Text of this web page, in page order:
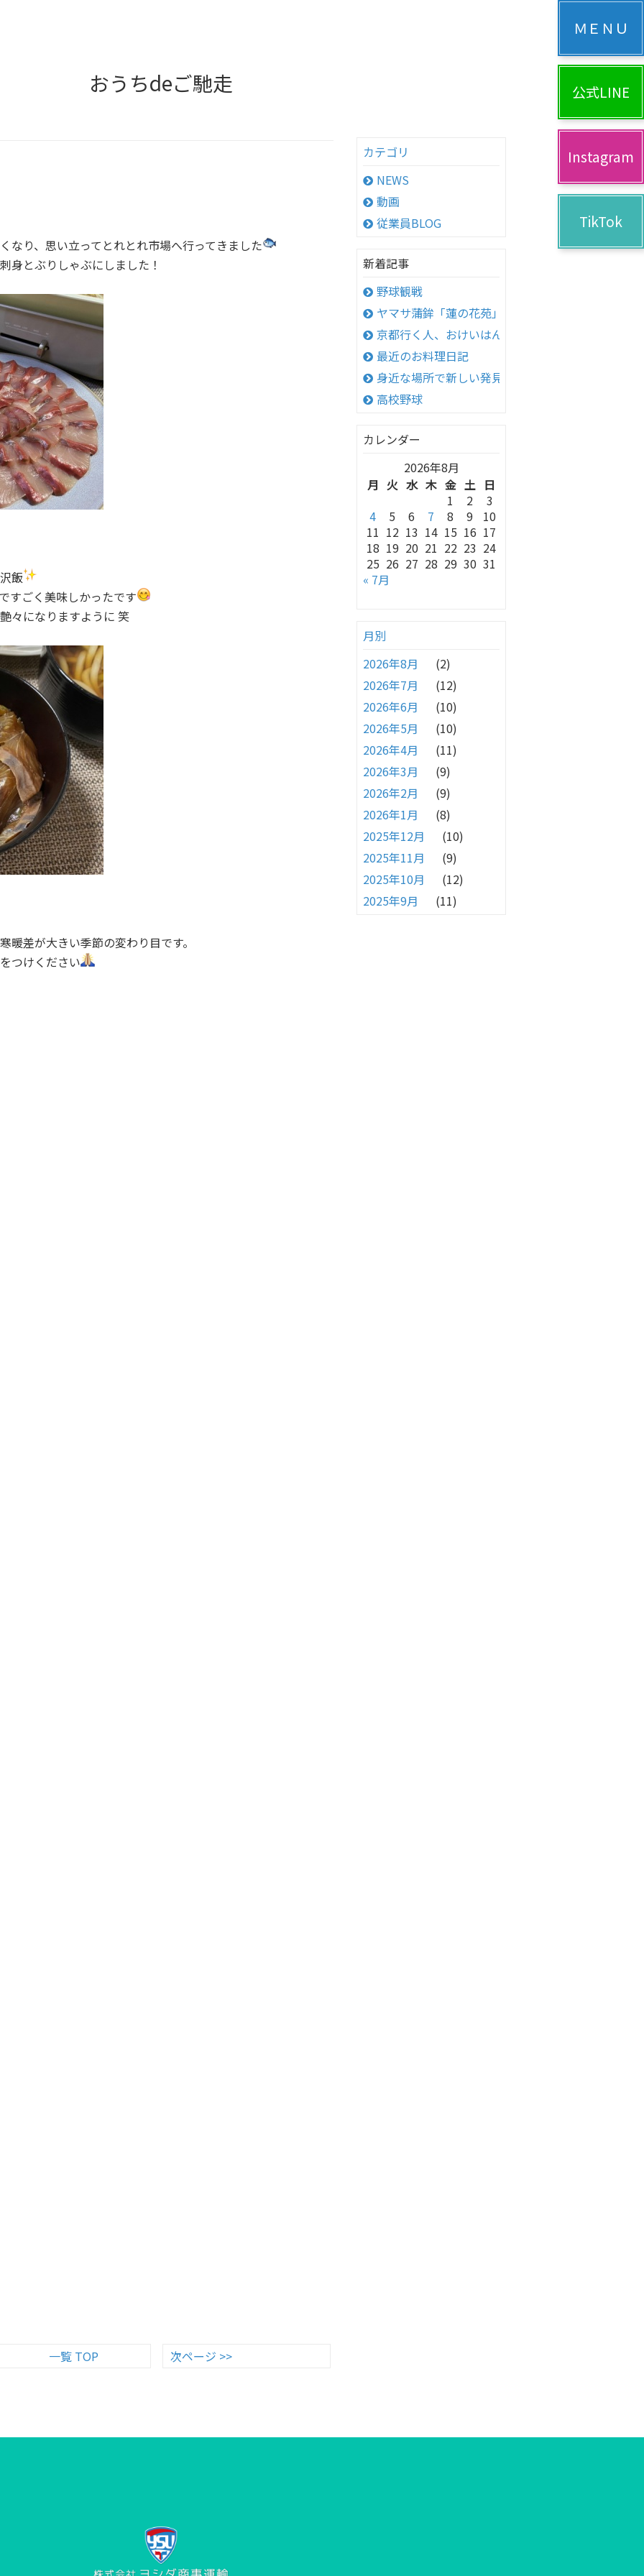
おうちdeご馳走
なり、思い立ってとれとれ市場へ行ってきました
身とぶりしゃぶにしました！
飯
すごく美味しかったです
々になりますように 笑
差が大きい季節の変わり目です。
つけください
一覧 TOP 次ページ >>
カテゴリ
NEWS
動画
従業員BLOG
新着記事
野球観戦
ヤマサ蒲鉾「蓮の花苑」へ
京都行く人、おけいはん
最近のお料理日記
身近な場所で新しい発見！
高校野球
カレンダー
2026年8月
月 火 水 木 金 土 日
1
2
3
4
5 6 7 8 9
10
11 12 13 14 15 16 17
18 19 20 21 22 23 24
25 26 27 28 29 30 31
« 7月
月別
2026年8月
(2)
2026年7月
(12)
2026年6月
(10)
2026年5月
(10)
2026年4月
(11)
2026年3月
(9)
2026年2月
(9)
2026年1月
(8)
2025年12月
(10)
2025年11月
(9)
2025年10月
(12)
2025年9月
(11)
公式LINE
Instagram
TikTok